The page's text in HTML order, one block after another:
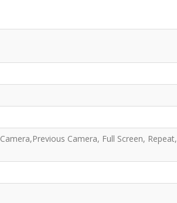
Camera, Full Screen, Repeat,